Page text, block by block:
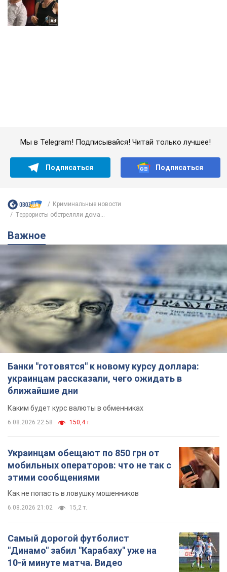
Банки "готовятся" к новому курсу доллара:
украинцам рассказали, чего ожидать в
ближайшие дни
Каким будет курс валюты в обменниках
6.08.2026 22:58 150,4 т.
Украинцам обещают по 850 грн от
мобильных операторов: что не так с
этими сообщениями
Как не попасть в ловушку мошенников
6.08.2026 21:02 15,2 т.
Самый дорогой футболист
"Динамо" забил "Карабаху" уже на
10-й минуте матча. Видео
Поединок проходит в Польше
6.08.2026 20:48 6,5 т.